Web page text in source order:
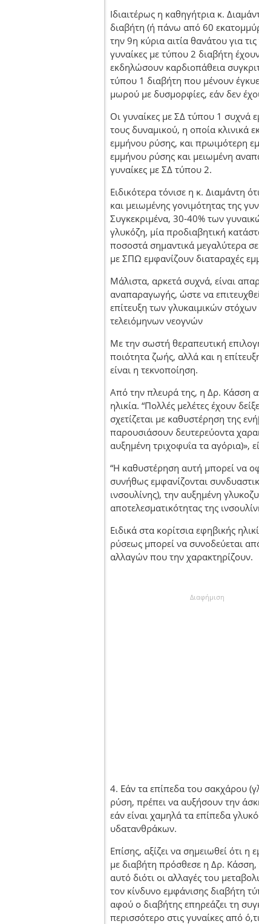
Ιδιαιτέρως η καθηγήτρια κ.
διαβήτη (ή πάνω από 60
την 9η κύρια αιτία θανάτου για
γυναίκες με τύπου 2 διαβήτη
εκδηλώσουν καρδιοπάθεια
τύπου 1 διαβήτη που μένουν
μωρού με δυσμορφίες, εάν δεν
Οι γυναίκες με ΣΔ τύπου 1 συχνά
τους δυναμικού, η οποία κλινικά
εμμήνου ρύσης, και πρωιμότερη
εμμήνου ρύσης και μειωμένη
γυναίκες με ΣΔ τύπου 2.
Ειδικότερα τόνισε η κ. Διαμάντη
και μειωμένης γονιμότητας της
Συγκεκριμένα, 30-40% των
γλυκόζη, μία προδιαβητική
ποσοστά σημαντικά μεγαλύτερα σε
με ΣΠΩ εμφανίζουν διαταραχές
Μάλιστα, αρκετά συχνά, είναι
αναπαραγωγής, ώστε να
επίτευξη των γλυκαιμικών
τελειόμηνων νεογνών
Με την σωστή θεραπευτική
ποιότητα ζωής, αλλά και η
είναι η τεκνοποίηση.
Από την πλευρά της, η Δρ. Κάσση
ηλικία. “Πολλές μελέτες έχουν
σχετίζεται με καθυστέρηση της
παρουσιάσουν δευτερεύοντα
αυξημένη τριχοφυΐα τα αγόρια)»,
“Η καθυστέρηση αυτή μπορεί να
συνήθως εμφανίζονται
ινσουλίνης), την αυξημένη
αποτελεσματικότητας της
Ειδικά στα κορίτσια εφηβικής
ρύσεως μπορεί να συνοδεύεται
αλλαγών που την χαρακτηρίζουν.
Διαφήμιση
4. Εάν τα επίπεδα του σακχάρου
ρύση, πρέπει να αυξήσουν την
εάν είναι χαμηλά τα επίπεδα
υδατανθράκων.
Επίσης, αξίζει να σημειωθεί ότι
με διαβήτη πρόσθεσε η Δρ.
αυτό διότι οι αλλαγές του
τον κίνδυνο εμφάνισης διαβήτη
αφού ο διαβήτης επηρεάζει τη
περισσότερο στις γυναίκες από